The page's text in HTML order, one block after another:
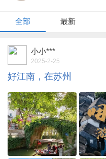
全部 最新
小小***
2025-2-25
好江南，在苏州